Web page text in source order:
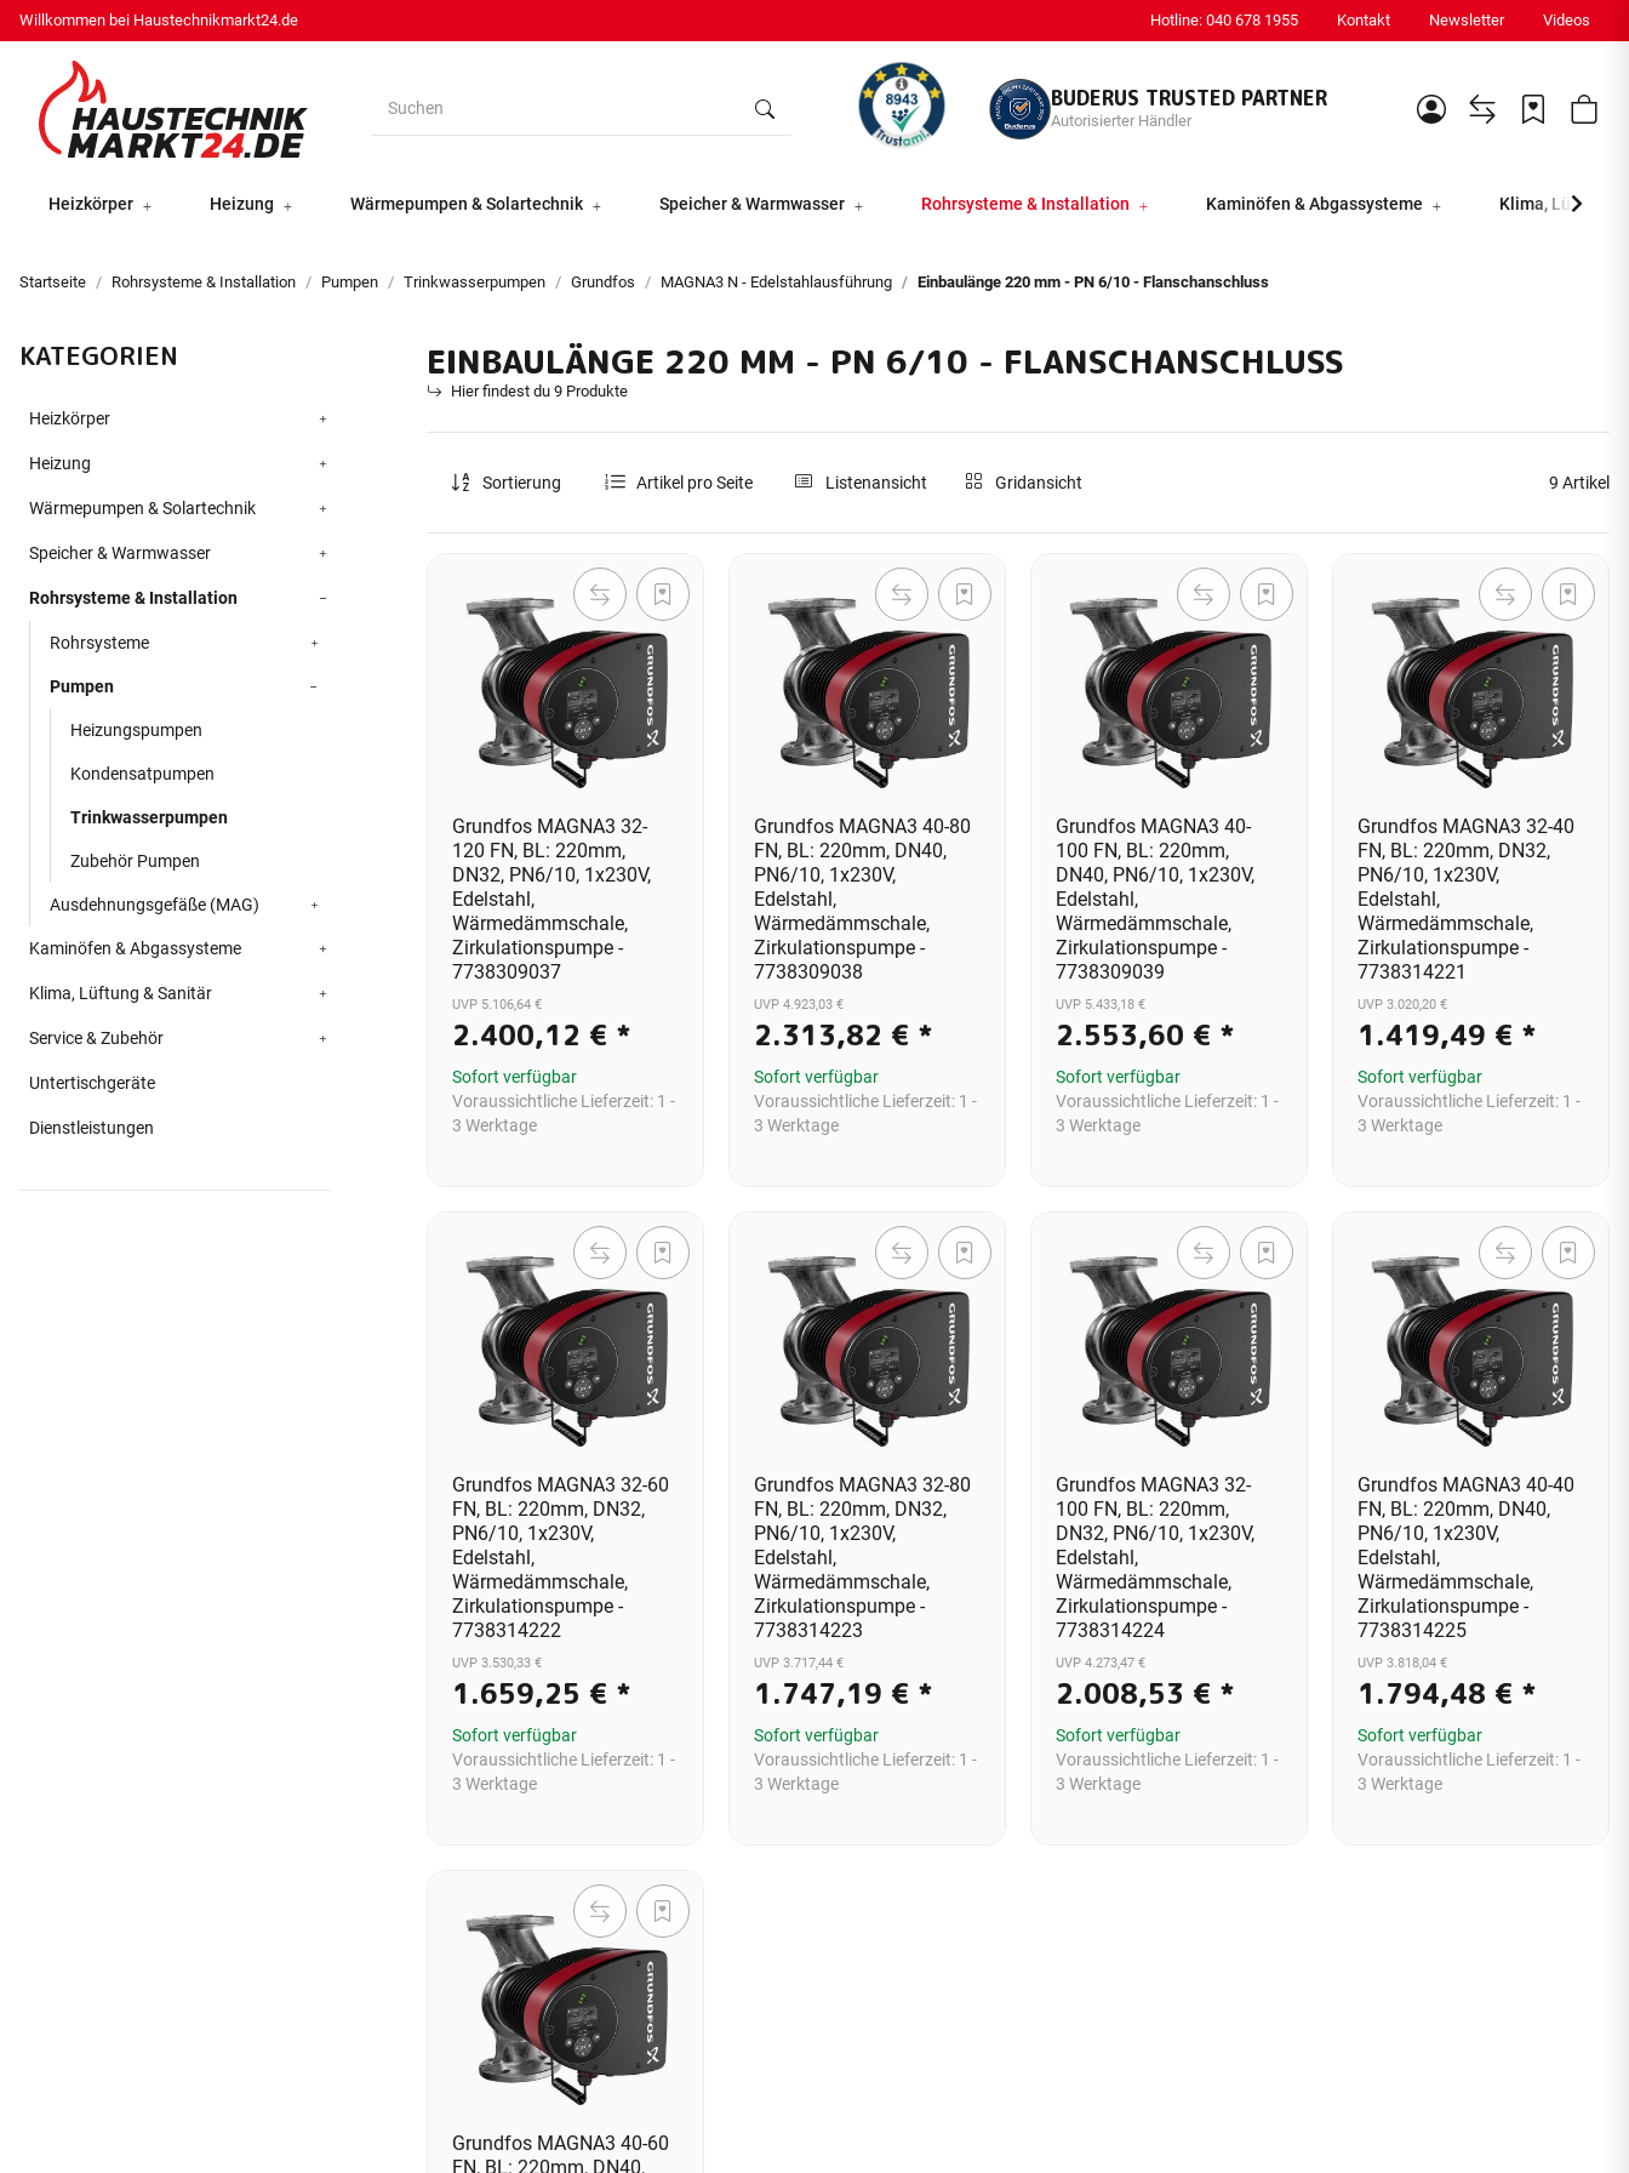
Willkommen bei Haustechnikmarkt24.de Hotline: 040 678 1955 Kontakt Newsletter Videos
BUDERUS TRUSTED PARTNER
Autorisierter Händler
Heizkörper Heizung Wärmepumpen & Solartechnik Speicher & Warmwasser Rohrsysteme & Installation Kaminöfen & Abgassysteme Klima, Lüftung
Startseite Rohrsysteme & Installation Pumpen Trinkwasserpumpen Grundfos MAGNA3 N - Edelstahlausführung Einbaulänge 220 mm - PN 6/10 - Flanschanschluss
EINBAULÄNGE 220 MM - PN 6/10 - FLANSCHANSCHLUSS
Hier findest du 9 Produkte
Sortierung Artikel pro Seite Listenansicht Gridansicht 9 Artikel
Grundfos MAGNA3 32-
120 FN, BL: 220mm,
DN32, PN6/10, 1x230V,
Edelstahl,
Wärmedämmschale,
Zirkulationspumpe -
7738309037
UVP 5.106,64 €
2.400,12 € *
Sofort verfügbar
Voraussichtliche Lieferzeit: 1 -
3 Werktage
Grundfos MAGNA3 40-80
FN, BL: 220mm, DN40,
PN6/10, 1x230V,
Edelstahl,
Wärmedämmschale,
Zirkulationspumpe -
7738309038
UVP 4.923,03 €
2.313,82 € *
Sofort verfügbar
Voraussichtliche Lieferzeit: 1 -
3 Werktage
Grundfos MAGNA3 40-
100 FN, BL: 220mm,
DN40, PN6/10, 1x230V,
Edelstahl,
Wärmedämmschale,
Zirkulationspumpe -
7738309039
UVP 5.433,18 €
2.553,60 € *
Sofort verfügbar
Voraussichtliche Lieferzeit: 1 -
3 Werktage
Grundfos MAGNA3 32-40
FN, BL: 220mm, DN32,
PN6/10, 1x230V,
Edelstahl,
Wärmedämmschale,
Zirkulationspumpe -
7738314221
UVP 3.020,20 €
1.419,49 € *
Sofort verfügbar
Voraussichtliche Lieferzeit: 1 -
3 Werktage
Grundfos MAGNA3 32-60
FN, BL: 220mm, DN32,
PN6/10, 1x230V,
Edelstahl,
Wärmedämmschale,
Zirkulationspumpe -
7738314222
UVP 3.530,33 €
1.659,25 € *
Sofort verfügbar
Voraussichtliche Lieferzeit: 1 -
3 Werktage
Grundfos MAGNA3 32-80
FN, BL: 220mm, DN32,
PN6/10, 1x230V,
Edelstahl,
Wärmedämmschale,
Zirkulationspumpe -
7738314223
UVP 3.717,44 €
1.747,19 € *
Sofort verfügbar
Voraussichtliche Lieferzeit: 1 -
3 Werktage
Grundfos MAGNA3 32-
100 FN, BL: 220mm,
DN32, PN6/10, 1x230V,
Edelstahl,
Wärmedämmschale,
Zirkulationspumpe -
7738314224
UVP 4.273,47 €
2.008,53 € *
Sofort verfügbar
Voraussichtliche Lieferzeit: 1 -
3 Werktage
Grundfos MAGNA3 40-40
FN, BL: 220mm, DN40,
PN6/10, 1x230V,
Edelstahl,
Wärmedämmschale,
Zirkulationspumpe -
7738314225
UVP 3.818,04 €
1.794,48 € *
Sofort verfügbar
Voraussichtliche Lieferzeit: 1 -
3 Werktage
Grundfos MAGNA3 40-60
FN, BL: 220mm, DN40,
KATEGORIEN
Heizkörper
Heizung
Wärmepumpen & Solartechnik
Speicher & Warmwasser
Rohrsysteme & Installation
Rohrsysteme
Pumpen
Heizungspumpen
Kondensatpumpen
Trinkwasserpumpen
Zubehör Pumpen
Ausdehnungsgefäße (MAG)
Kaminöfen & Abgassysteme
Klima, Lüftung & Sanitär
Service & Zubehör
Untertischgeräte
Dienstleistungen